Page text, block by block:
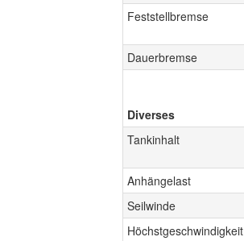
Feststellbremse
Dauerbremse
Diverses
Tankinhalt
Anhängelast
Seilwinde
Höchstgeschwindigkeit